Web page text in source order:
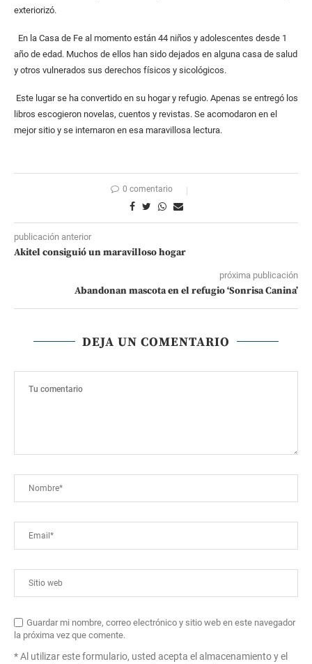
exteriorizó.
En la Casa de Fe al momento están 44 niños y adolescentes desde 1
año de edad. Muchos de ellos han sido dejados en alguna casa de salud
y otros vulnerados sus derechos físicos y sicológicos.
Este lugar se ha convertido en su hogar y refugio. Apenas se entregó los
libros escogieron novelas, cuentos y revistas. Se acomodaron en el
mejor sitio y se internaron en esa maravillosa lectura.
0 comentario
publicación anterior
Akitel consiguió un maravilloso hogar
próxima publicación
Abandonan mascota en el refugio ‘Sonrisa Canina’
DEJA UN COMENTARIO
Guardar mi nombre, correo electrónico y sitio web en este navegador
la próxima vez que comente.
* Al utilizar este formulario, usted acepta el almacenamiento y el